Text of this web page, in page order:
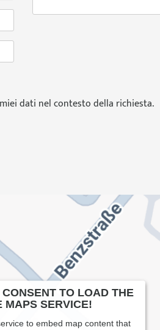
dati nel contesto della richiesta.
TO LOAD THE
MAPS SERVICE!
to embed map content that